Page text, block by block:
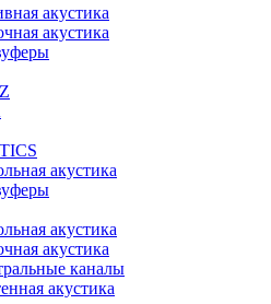
акустика
акустика
акустика
акустика
акустика
каналы
акустика